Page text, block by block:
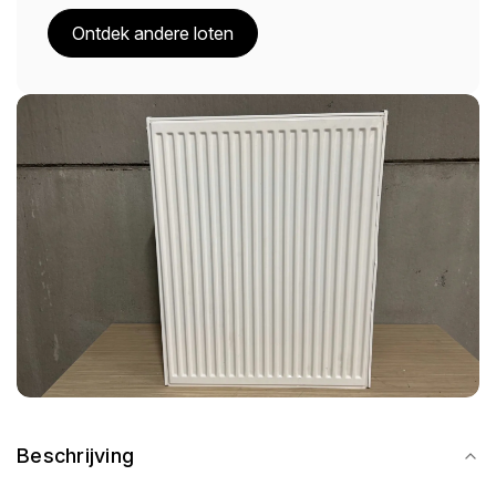
Beschrijving
Ontdek andere loten